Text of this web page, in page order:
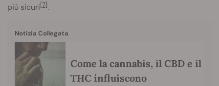
più sicuri[7].
Notizia Collegata
Come la cannabis, il CBD e il
THC influiscono